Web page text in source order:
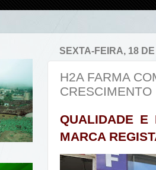
SEXTA-FEIRA, 18
H2A FARMA
CRESCIMENTO
QUALIDADE E
MARCA